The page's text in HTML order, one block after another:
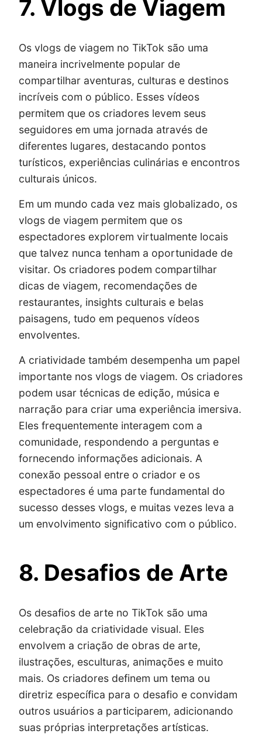
7. Vlogs de Viagem
Os vlogs de viagem no TikTok são uma
maneira incrivelmente popular de
compartilhar aventuras, culturas e destinos
incríveis com o público. Esses vídeos
permitem que os criadores levem seus
seguidores em uma jornada através de
diferentes lugares, destacando pontos
turísticos, experiências culinárias e encontros
culturais únicos.
Em um mundo cada vez mais globalizado, os
vlogs de viagem permitem que os
espectadores explorem virtualmente locais
que talvez nunca tenham a oportunidade de
visitar. Os criadores podem compartilhar
dicas de viagem, recomendações de
restaurantes, insights culturais e belas
paisagens, tudo em pequenos vídeos
envolventes.
A criatividade também desempenha um papel
importante nos vlogs de viagem. Os criadores
podem usar técnicas de edição, música e
narração para criar uma experiência imersiva.
Eles frequentemente interagem com a
comunidade, respondendo a perguntas e
fornecendo informações adicionais. A
conexão pessoal entre o criador e os
espectadores é uma parte fundamental do
sucesso desses vlogs, e muitas vezes leva a
um envolvimento significativo com o público.
8. Desafios de Arte
Os desafios de arte no TikTok são uma
celebração da criatividade visual. Eles
envolvem a criação de obras de arte,
ilustrações, esculturas, animações e muito
mais. Os criadores definem um tema ou
diretriz específica para o desafio e convidam
outros usuários a participarem, adicionando
suas próprias interpretações artísticas.